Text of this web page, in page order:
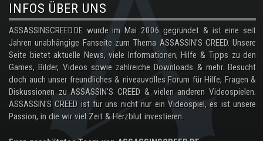
INFOS ÜBER UNS
ASSASSINSCREED.DE wurde im Mai 2006 gegründet & ist eine seit
Jahren unabhängige Fanseite zum Thema ASSASSIN'S CREED. Unsere
Seite bietet aktuelle News, viele Informationen, Hilfe & Tipps zu den
Games, Bilder, Videos sowie zahlreiche Downloads & mehr. Besucht
doch auch unser freundliches & niveauvolles Forum für Hilfe, Fragen &
Diskussionen zu ASSASSIN'S CREED & vielen anderen Videospielen.
ASSASSIN'S CREED ist für uns nicht nur ein Videospiel, es ist unsere
Passion, in die wir viel Zeit & Herzblut investieren.